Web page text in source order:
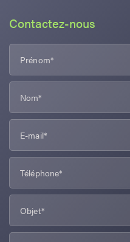
Contactez-nous